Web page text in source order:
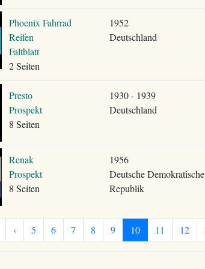
Phoenix Fahrrad
Reifen
Faltblatt
2 Seiten
1952
Deutschland
Presto
Prospekt
8 Seiten
1930 - 1939
Deutschland
Renak
Prospekt
8 Seiten
1956
Deutsche Demokratische
Republik
‹ 5 6 7 8 9 10 11 12